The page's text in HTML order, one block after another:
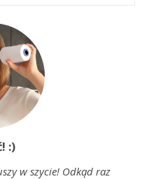
:)
w szycie! Odkąd raz